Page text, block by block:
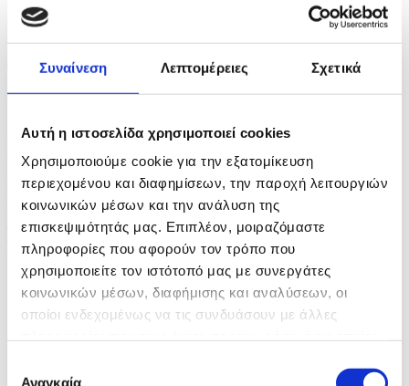
Συναίνεση Λεπτομέρειες Σχετικά
Αυτή η ιστοσελίδα χρησιμοποιεί cookies
Χρησιμοποιούμε cookie για την εξατομίκευση
περιεχομένου και διαφημίσεων, την παροχή λειτουργιών
κοινωνικών μέσων και την ανάλυση της
επισκεψιμότητάς μας. Επιπλέον, μοιραζόμαστε
πληροφορίες που αφορούν τον τρόπο που
χρησιμοποιείτε τον ιστότοπό μας με συνεργάτες
κοινωνικών μέσων, διαφήμισης και αναλύσεων, οι
οποίοι ενδεχομένως να τις συνδυάσουν με άλλες
των υπηρεσιών τους.
Αναγκαία
πριν 41 λεπτά
Στην Σερβία ο Ζελένσκι για την πρώτη του επίσκεψη
πριν μία ώρα
Οι Γάλλοι αγρότες ετοιμάζονται για τη μικρότερη
πριν μία ώρα
Η Ρωσία αναφέρει ότι έπληξε δύο ακόμη φορτηγά
πλοία...